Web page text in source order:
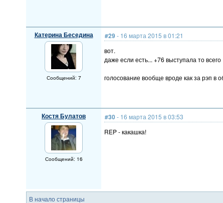
Катерина Беседина
Сообщений: 7
#29- 16 марта 2015 в 01:21
вот.
даже если есть... +76 выступала то всего
голосование вообще вроде как за рэп в
Костя Булатов
Сообщений: 16
#30- 16 марта 2015 в 03:53
REP - какашка!
В начало страницы